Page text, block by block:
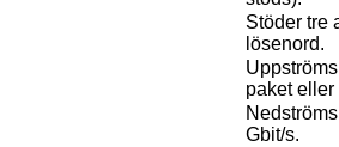
Stöder tre
lösenord.
paket
Gbit/s.